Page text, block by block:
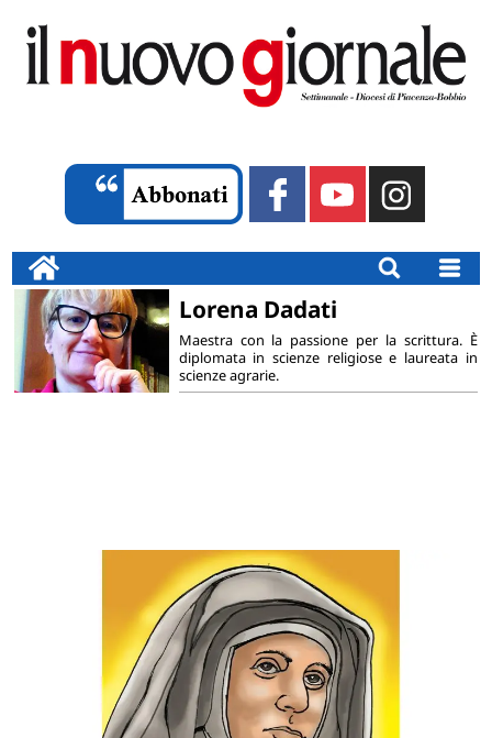
Lorena Dadati
Maestra con la passione per la scrittura. È
diplomata in scienze religiose e laureata in
scienze agrarie.